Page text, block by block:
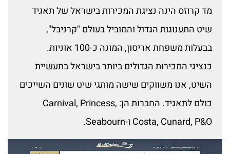
מד קרוזס הינה נציגת המכירות בישראל של תאגיד
שיט התענוגות הגדול והמוביל בעולם "קרניבל",
בבעלות משפחת אריסון, המונה כ-100 אוניות.
כנציגי המכירות הגדולים ביותר בישראל בתעשיית
השיט, אנו משווקים שישה מותגי שיט שונים השייכים
כולם לתאגיד. החברות הן: Carnival, Princess,
Costa, Cunard, P&O ו-Seabourn.